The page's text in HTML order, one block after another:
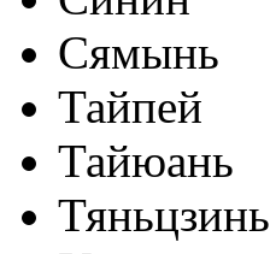
Сямынь
Тайпей
Тайюань
Тяньцзинь